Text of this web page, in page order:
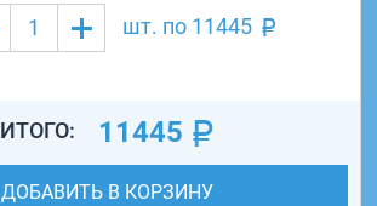
шт. по 11445
ИТОГО: 11445
ДОБАВИТЬ В КОРЗИНУ